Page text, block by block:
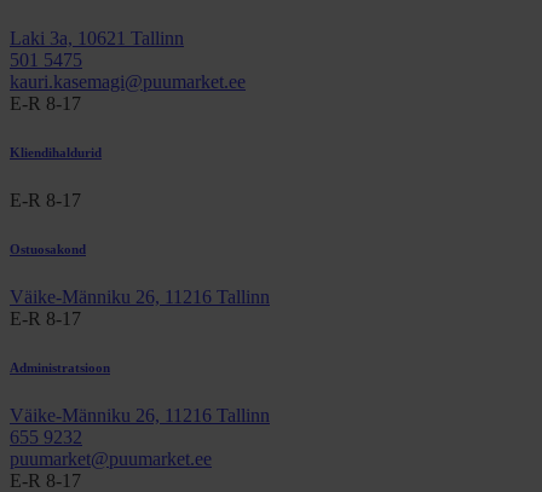
Laki 3a, 10621 Tallinn
501 5475
kauri.kasemagi@puumarket.ee
E-R 8-17
Kliendihaldurid
E-R 8-17
Ostuosakond
Väike-Männiku 26, 11216 Tallinn
E-R 8-17
Administratsioon
Väike-Männiku 26, 11216 Tallinn
655 9232
puumarket@puumarket.ee
E-R 8-17